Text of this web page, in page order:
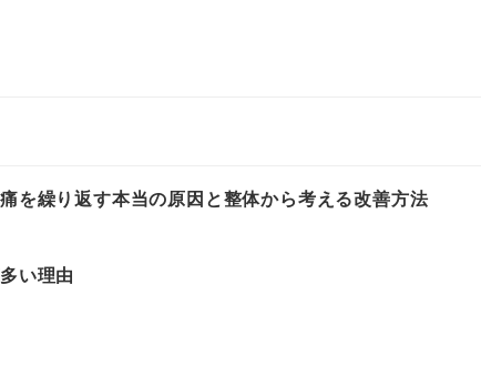
を繰り返す本当の原因と整体から考える改善方法
い理由